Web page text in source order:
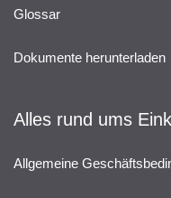
Glossar
Dokumente herunterladen
Alles rund ums
Allgemeine